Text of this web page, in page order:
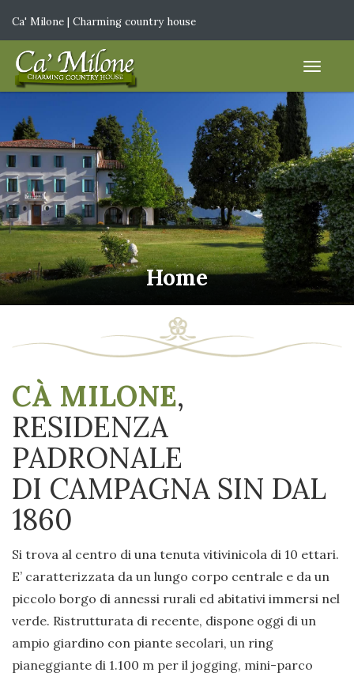
Ca' Milone | Charming country house
Home
CÀ MILONE,
RESIDENZA
PADRONALE
DI CAMPAGNA SIN DAL
1860
Si trova al centro di una tenuta vitivinicola di 10 ettari.
E’ caratterizzata da un lungo corpo centrale e da un
piccolo borgo di annessi rurali ed abitativi immersi nel
verde. Ristrutturata di recente, dispone oggi di un
ampio giardino con piante secolari, un ring
pianeggiante di 1.100 m per il jogging, mini-parco